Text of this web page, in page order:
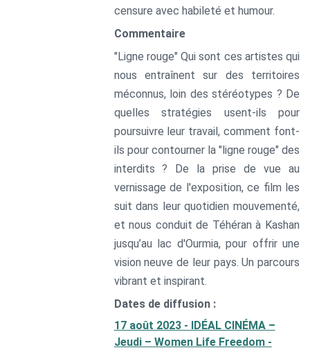
censure avec habileté et humour.
Commentaire
"Ligne rouge" Qui sont ces artistes qui
nous entraînent sur des territoires
méconnus, loin des stéréotypes ? De
quelles stratégies usent-ils pour
poursuivre leur travail, comment font-
ils pour contourner la "ligne rouge" des
interdits ? De la prise de vue au
vernissage de l'exposition, ce film les
suit dans leur quotidien mouvementé,
et nous conduit de Téhéran à Kashan
jusqu’au lac d'Ourmia, pour offrir une
vision neuve de leur pays. Un parcours
vibrant et inspirant.
Dates de diffusion :
17 août 2023 - IDÉAL CINÉMA –
Jeudi – Women Life Freedom -